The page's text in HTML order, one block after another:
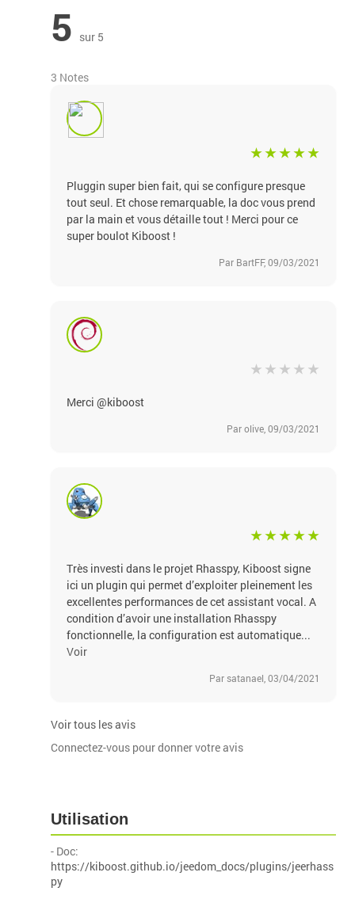
5 sur 5
3 Notes
Pluggin super bien fait, qui se configure presque
tout seul. Et chose remarquable, la doc vous prend
par la main et vous détaille tout ! Merci pour ce
super boulot Kiboost !
Par BartFF, 09/03/2021
Merci @kiboost
Par olive, 09/03/2021
Très investi dans le projet Rhasspy, Kiboost signe
ici un plugin qui permet d’exploiter pleinement les
excellentes performances de cet assistant vocal. A
condition d’avoir une installation Rhasspy
fonctionnelle, la configuration est automatique...
Voir
Par satanael, 03/04/2021
Voir tous les avis
Connectez-vous pour donner votre avis
Utilisation
- Doc:
https://kiboost.github.io/jeedom_docs/plugins/jeerhass
py